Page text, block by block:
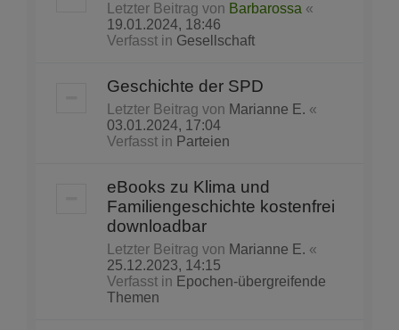
Letzter Beitrag von Barbarossa «
19.01.2024, 18:46
Verfasst in Gesellschaft
Geschichte der SPD
Letzter Beitrag von Marianne E. «
03.01.2024, 17:04
Verfasst in Parteien
eBooks zu Klima und
Familiengeschichte kostenfrei
downloadbar
Letzter Beitrag von Marianne E. «
25.12.2023, 14:15
Verfasst in Epochen-übergreifende
Themen